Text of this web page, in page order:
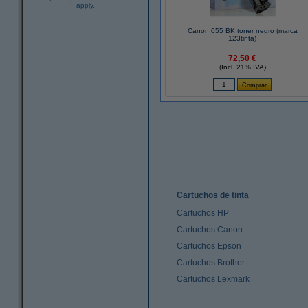
apply.
Canon 055 BK toner negro (marca
123tinta)
72,50 €
(Incl. 21% IVA)
Cartuchos de tinta
Cartuchos HP
Cartuchos Canon
Cartuchos Epson
Cartuchos Brother
Cartuchos Lexmark